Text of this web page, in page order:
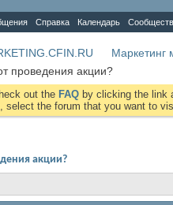
Справка Календарь
Маркетинг
проведения акции?
out the FAQ by clicking the link
select the forum that you want to
акции?